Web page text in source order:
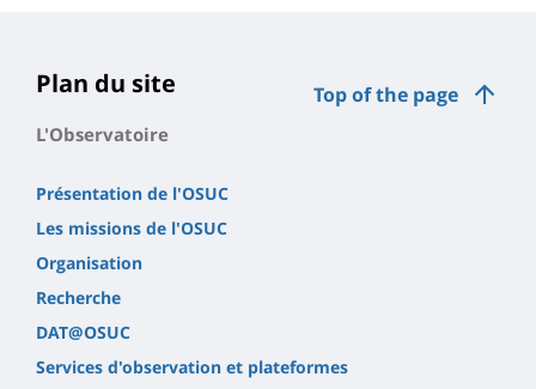
Top of the page
Plan du site
L'Observatoire
Présentation de l'OSUC
Les missions de l'OSUC
Organisation
Recherche
DAT@OSUC
Services d'observation et plateformes